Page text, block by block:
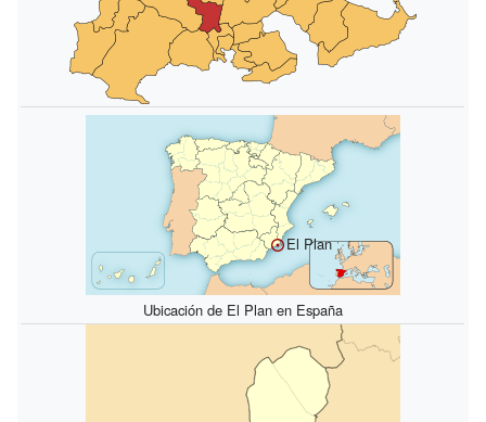
El Plan
Ubicación de El Plan en España